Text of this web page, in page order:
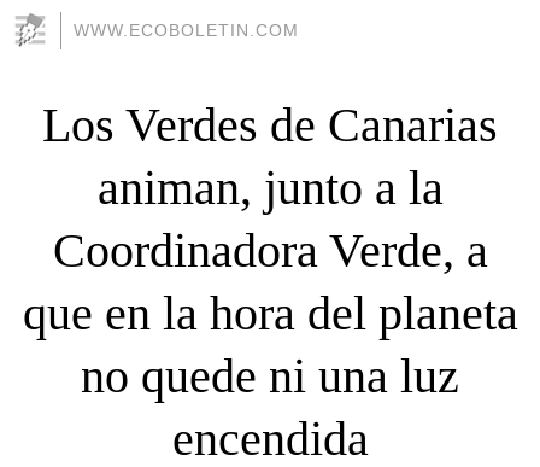
WWW.ECOBOLETIN.COM
Los Verdes de Canarias
animan, junto a la
Coordinadora Verde, a
que en la hora del planeta
no quede ni una luz
encendida